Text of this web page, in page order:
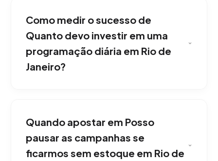
Como medir o sucesso de
Quanto devo investir em uma
programação diária em Rio de
Janeiro?
Takeover, Live) varia, mas sempre começamos
com um investimento piloto conservador para
testar as conversões antes de escalar
Quando apostar em Posso
pausar as campanhas se
ficarmos sem estoque em Rio de